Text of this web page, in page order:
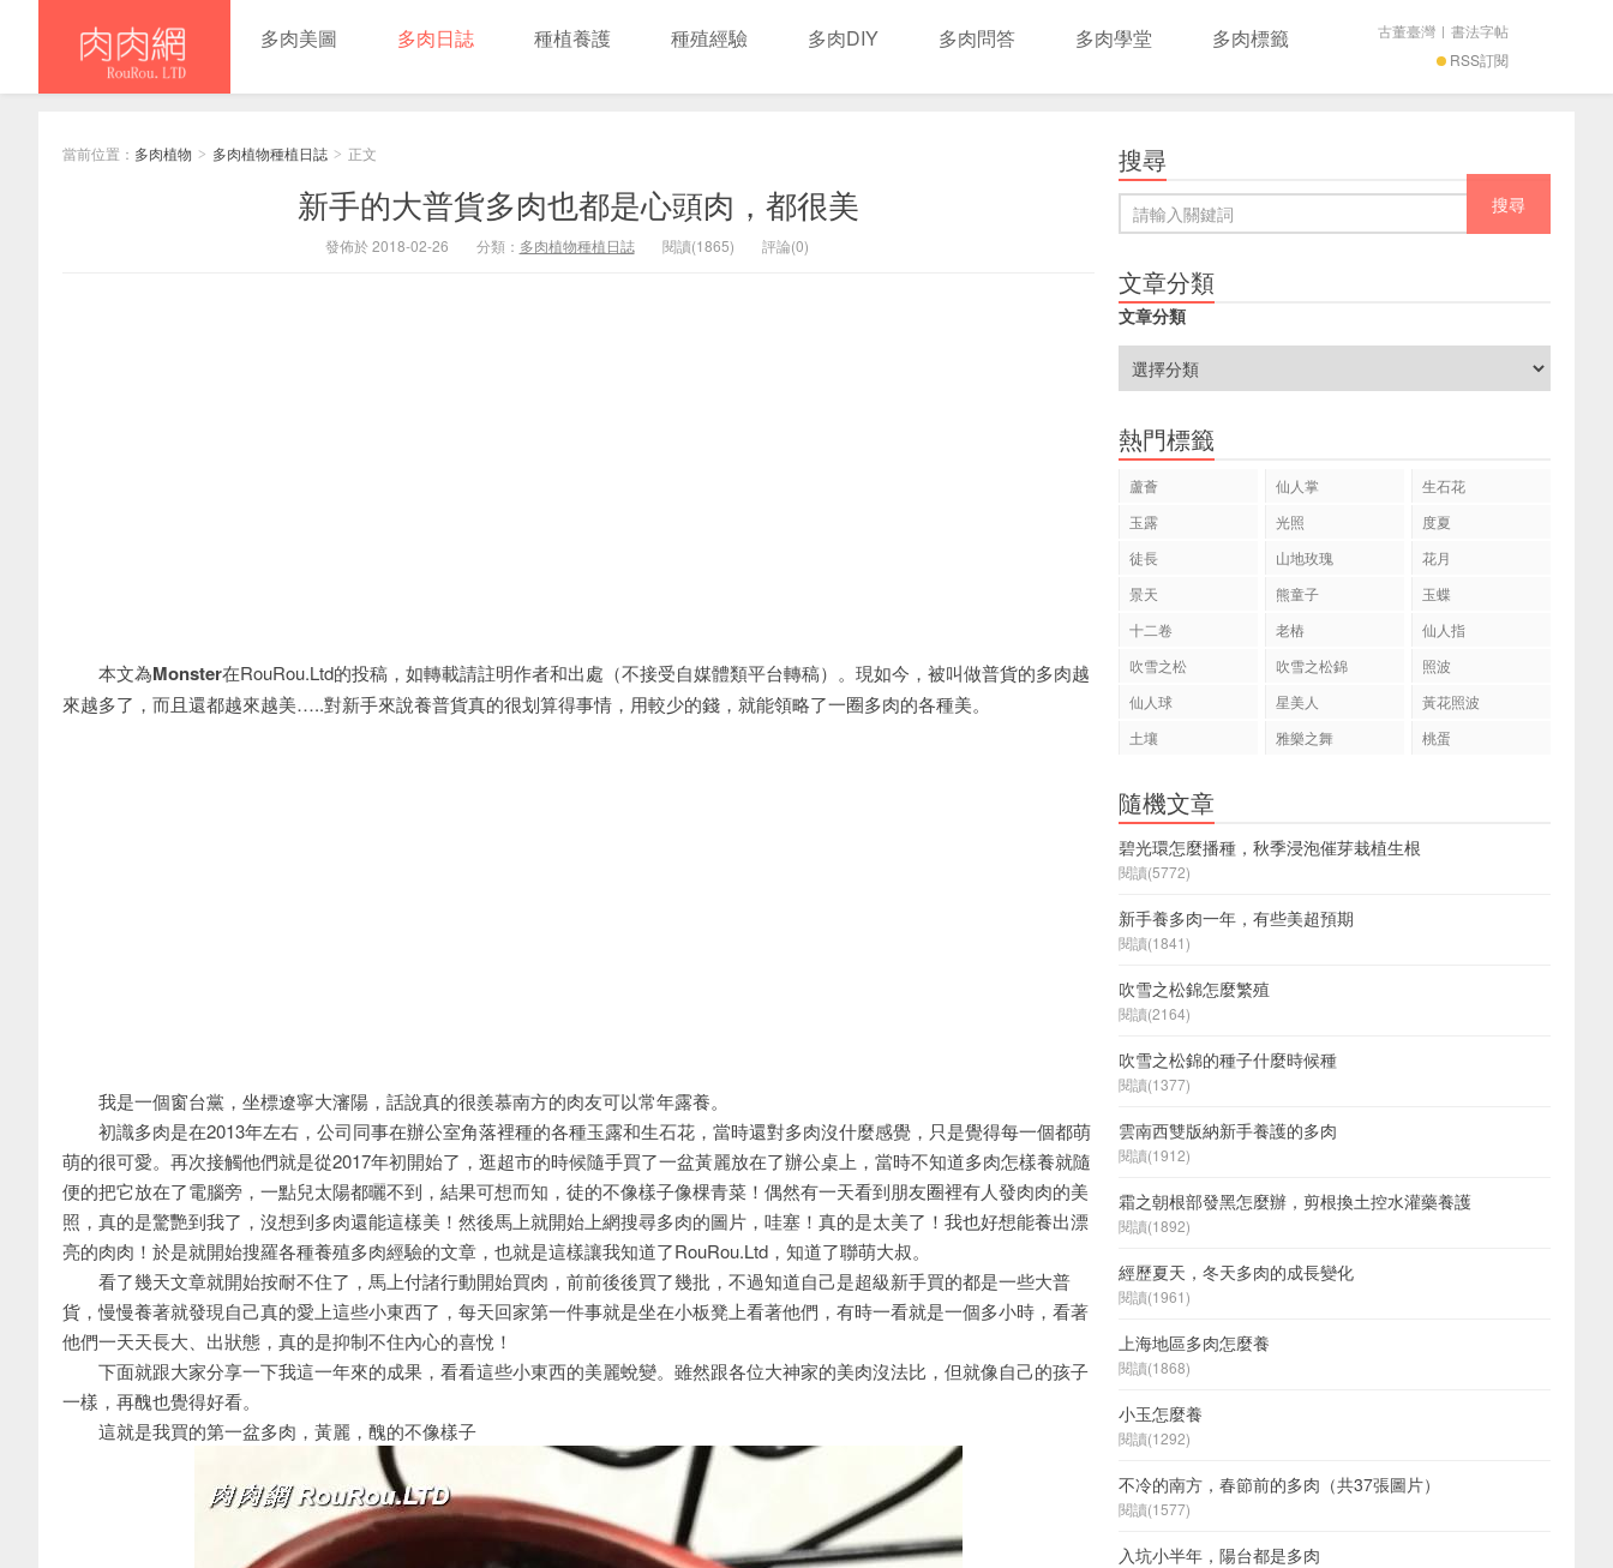
多肉美圖 多肉日誌 種植養護 種殖經驗 多肉DIY 多肉問答 多肉學堂 多肉標籤
RSS訂閱
古董臺灣 | 書法字帖
當前位置： 多肉植物 > 多肉植物種植日誌 > 正文
新手的大普貨多肉也都是心頭肉，都很美
發佈於 2018-02-26 分類： 多肉植物種植日誌 閱讀(1865) 評論(0)
本文為Monster在RouRou.Ltd的投稿，如轉載請註明作者和出處（不接受自媒體類平台轉稿）。現如今，被叫做普貨的多肉越
來越多了，而且還都越來越美…..對新手來說養普貨真的很划算得事情，用較少的錢，就能領略了一圈多肉的各種美。
我是一個窗台黨，坐標遼寧大瀋陽，話說真的很羨慕南方的肉友可以常年露養。
初識多肉是在2013年左右，公司同事在辦公室角落裡種的各種玉露和生石花，當時還對多肉沒什麼感覺，只是覺得每一個都萌
萌的很可愛。再次接觸他們就是從2017年初開始了，逛超市的時候隨手買了一盆黃麗放在了辦公桌上，當時不知道多肉怎樣養就隨
便的把它放在了電腦旁，一點兒太陽都曬不到，結果可想而知，徒的不像樣子像棵青菜！偶然有一天看到朋友圈裡有人發肉肉的美
照，真的是驚艷到我了，沒想到多肉還能這樣美！然後馬上就開始上網搜尋多肉的圖片，哇塞！真的是太美了！我也好想能養出漂
亮的肉肉！於是就開始搜羅各種養殖多肉經驗的文章，也就是這樣讓我知道了RouRou.Ltd，知道了聯萌大叔。
看了幾天文章就開始按耐不住了，馬上付諸行動開始買肉，前前後後買了幾批，不過知道自己是超級新手買的都是一些大普
貨，慢慢養著就發現自己真的愛上這些小東西了，每天回家第一件事就是坐在小板凳上看著他們，有時一看就是一個多小時，看著
他們一天天長大、出狀態，真的是抑制不住內心的喜悅！
下面就跟大家分享一下我這一年來的成果，看看這些小東西的美麗蛻變。雖然跟各位大神家的美肉沒法比，但就像自己的孩子
一樣，再醜也覺得好看。
這就是我買的第一盆多肉，黃麗，醜的不像樣子
搜尋
文章分類
文章分類
熱門標籤
蘆薈 仙人掌
生石花
玉露
光照
度夏
徒長
山地玫瑰
花月
景天
熊童子
玉蝶
十二卷
老樁
仙人指
吹雪之松
吹雪之松錦
照波
仙人球
星美人
黃花照波
土壤
雅樂之舞 桃蛋
隨機文章
碧光環怎麼播種，秋季浸泡催芽栽植生根
閱讀(5772)
新手養多肉一年，有些美超預期
閱讀(1841)
吹雪之松錦怎麼繁殖
閱讀(2164)
吹雪之松錦的種子什麼時候種
閱讀(1377)
雲南西雙版納新手養護的多肉
閱讀(1912)
霜之朝根部發黑怎麼辦，剪根換土控水灌藥養護
閱讀(1892)
經歷夏天，冬天多肉的成長變化
閱讀(1961)
上海地區多肉怎麼養
閱讀(1868)
小玉怎麼養
閱讀(1292)
不冷的南方，春節前的多肉（共37張圖片）
閱讀(1577)
入坑小半年，陽台都是多肉